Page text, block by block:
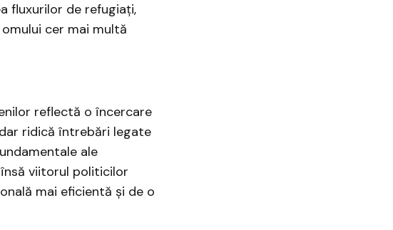
fluxurilor de refugiați,
cer mai multă
reflectă o încercare
ridică întrebări legate
ale
viitorul politicilor
mai eficientă și de o